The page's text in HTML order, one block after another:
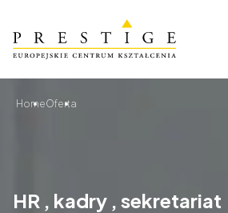
HomeOferta
HR , kadry , sekretariat